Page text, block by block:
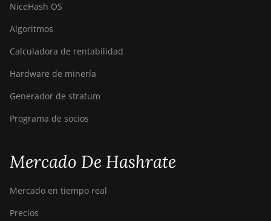
NiceHash OS
Algoritmos
Calculadora de rentabilidad
Hardware de minería
Generador de stratum
Programa de socios
Mercado De Hashrate
Mercado en tiempo real
Precios